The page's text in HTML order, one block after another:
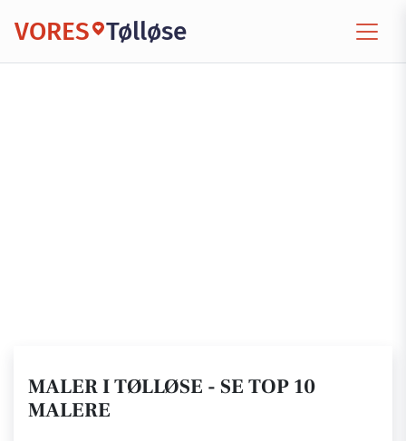
VORES Tølløse
MALER I TØLLØSE - SE TOP 10
MALERE